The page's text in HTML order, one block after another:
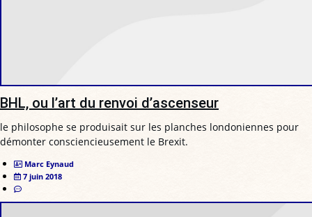
BHL, ou l’art du renvoi d’ascenseur
le philosophe se produisait sur les planches londoniennes pour
démonter consciencieusement le Brexit.
Marc Eynaud
7 juin 2018